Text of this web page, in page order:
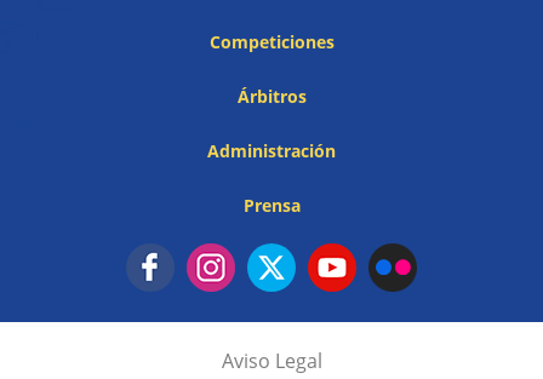
Competiciones
Árbitros
Administración
Prensa
Aviso Legal